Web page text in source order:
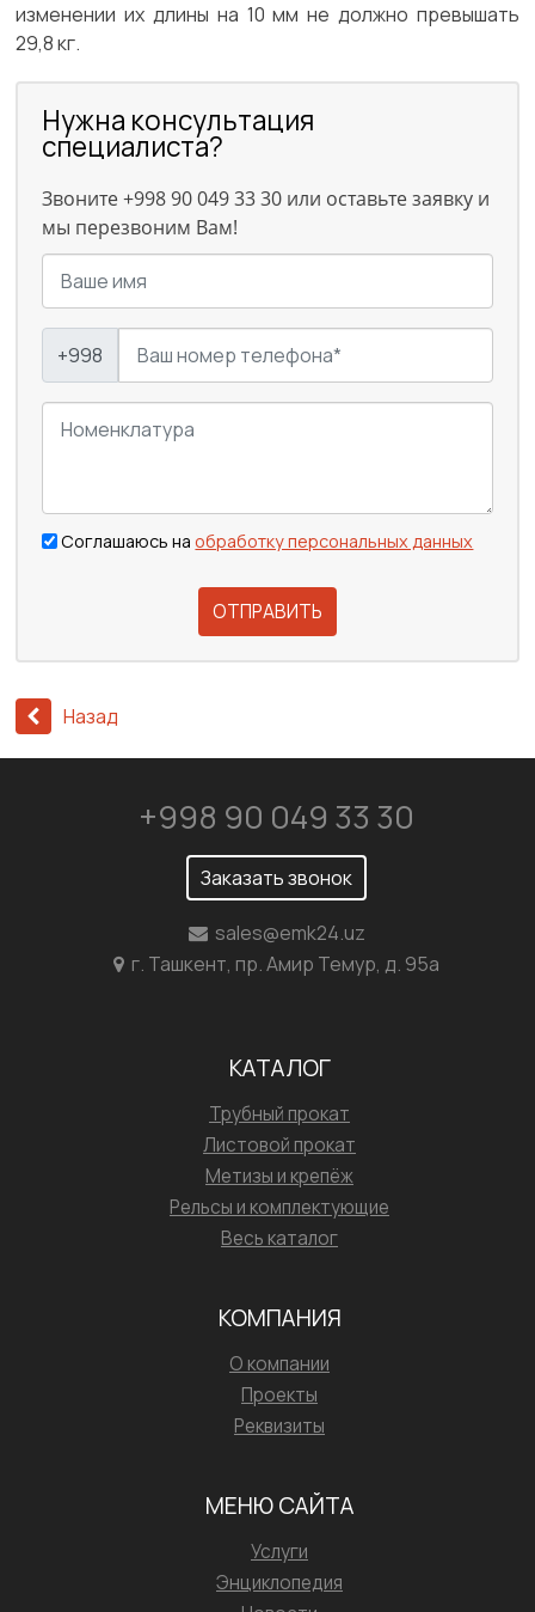
изменении их длины на 10 мм не должно превышать
29,8 кг.
Нужна консультация
специалиста?
Звоните +998 90 049 33 30 или оставьте заявку и
мы перезвоним Вам!
+998
Соглашаюсь наобработку персональных данных
ОТПРАВИТЬ
Назад
+998 90 049 33 30
Заказать звонок
sales@emk24.uz
г. Ташкент, пр. Амир Темур, д. 95а
КАТАЛОГ
Трубный прокат
Листовой прокат
Метизы и крепёж
Рельсы и комплектующие
Весь каталог
КОМПАНИЯ
О компании
Проекты
Реквизиты
МЕНЮ САЙТА
Услуги
Энциклопедия